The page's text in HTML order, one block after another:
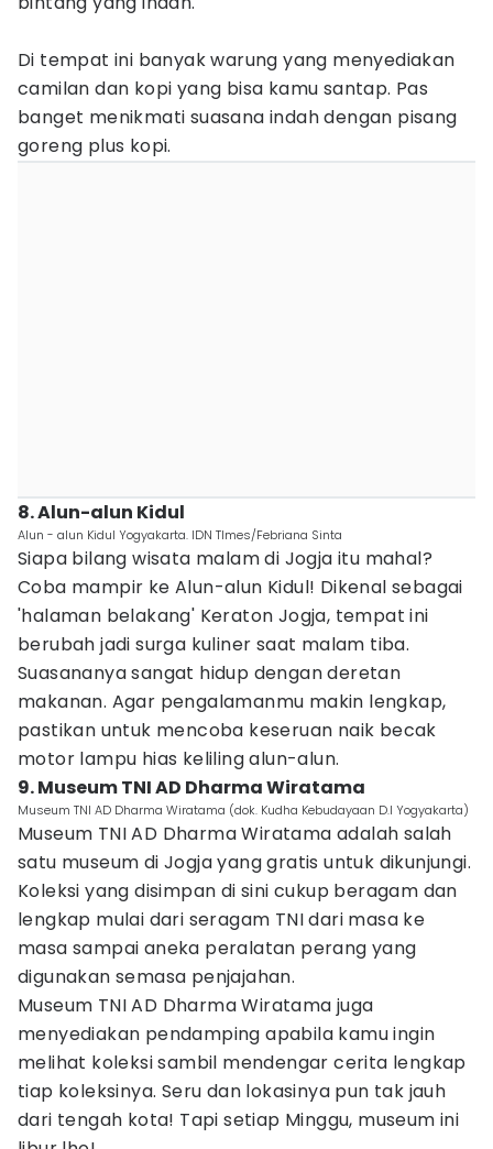
Di tempat ini banyak warung yang menyediakan
camilan dan kopi yang bisa kamu santap. Pas
banget menikmati suasana indah dengan pisang
goreng plus kopi.
8. Alun-alun Kidul
Alun - alun Kidul Yogyakarta. IDN TImes/Febriana Sinta
Siapa bilang wisata malam di Jogja itu mahal?
Coba mampir ke Alun-alun Kidul! Dikenal sebagai
'halaman belakang' Keraton Jogja, tempat ini
berubah jadi surga kuliner saat malam tiba.
Suasananya sangat hidup dengan deretan
makanan. Agar pengalamanmu makin lengkap,
pastikan untuk mencoba keseruan naik becak
motor lampu hias keliling alun-alun.
9. Museum TNI AD Dharma Wiratama
Museum TNI AD Dharma Wiratama (dok. Kudha Kebudayaan D.I Yogyakarta)
Museum TNI AD Dharma Wiratama adalah salah
satu museum di Jogja yang gratis untuk dikunjungi.
Koleksi yang disimpan di sini cukup beragam dan
lengkap mulai dari seragam TNI dari masa ke
masa sampai aneka peralatan perang yang
digunakan semasa penjajahan.
Museum TNI AD Dharma Wiratama juga
menyediakan pendamping apabila kamu ingin
melihat koleksi sambil mendengar cerita lengkap
tiap koleksinya. Seru dan lokasinya pun tak jauh
dari tengah kota! Tapi setiap Minggu, museum ini